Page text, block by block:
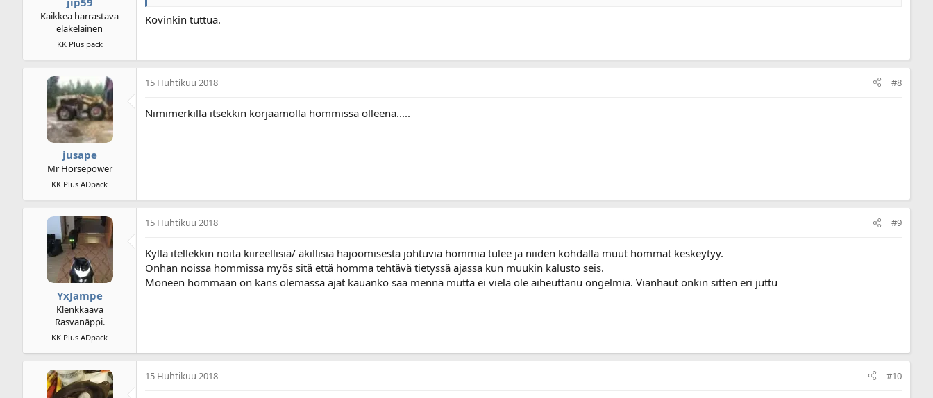
Kaikkea harrastava
eläkeläinen
KK Plus pack
Kovinkin tuttua.
jusape
Mr Horsepower
KK Plus ADpack
15 Huhtikuu 2018 #8
Nimimerkillä itsekkin korjaamolla hommissa olleena.....
YxJampe
Klenkkaava
Rasvanäppi.
KK Plus ADpack
15 Huhtikuu 2018 #9
Kyllä itellekkin noita kiireellisiä/ äkillisiä hajoomisesta johtuvia hommia tulee ja niiden kohdalla muut hommat keskeytyy.
Onhan noissa hommissa myös sitä että homma tehtävä tietyssä ajassa kun muukin kalusto seis.
Moneen hommaan on kans olemassa ajat kauanko saa mennä mutta ei vielä ole aiheuttanu ongelmia. Vianhaut onkin sitten eri juttu
15 Huhtikuu 2018 #10